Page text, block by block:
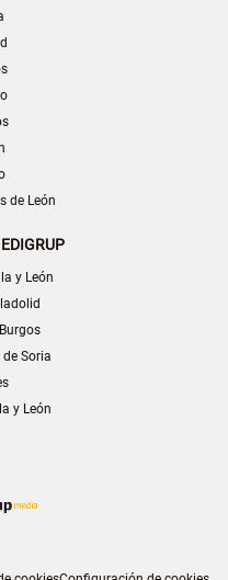
de León
y León
Soria
y León